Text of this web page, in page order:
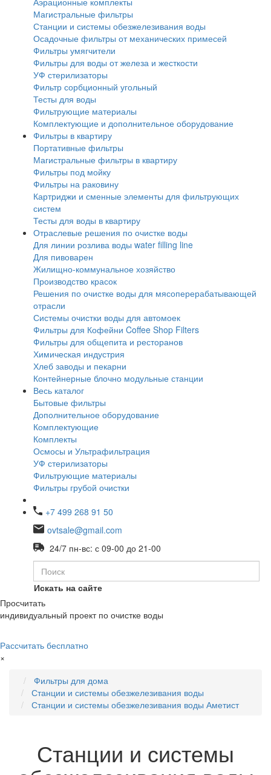
Магистральные фильтры
Станции и системы обезжелезивания воды
Осадочные фильтры от механических примесей
Фильтры умягчители
Фильтры для воды от железа и жесткости
УФ стерилизаторы
Фильтр сорбционный угольный
Тесты для воды
Фильтрующие материалы
Комплектующие и дополнительное оборудование
Фильтры в квартиру
Портативные фильтры
Магистральные фильтры в квартиру
Фильтры под мойку
Фильтры на раковину
Картриджи и сменные элементы для фильтрующих
систем
Тесты для воды в квартиру
Отраслевые решения по очистке воды
Для линии розлива воды water filling line
Для пивоварен
Жилищно-коммунальное хозяйство
Производство красок
Решения по очистке воды для мясоперерабатывающей
отрасли
Системы очистки воды для автомоек
Фильтры для Кофейни Coffee Shop Filters
Фильтры для общепита и ресторанов
Химическая индустрия
Хлеб заводы и пекарни
Контейнерные блочно модульные станции
Весь каталог
Бытовые фильтры
Дополнительное оборудование
Комплектующие
Комплекты
Осмосы и Ультрафильтрация
УФ стерилизаторы
Фильтрующие материалы
Фильтры грубой очистки
+7 499 268 91 50
ovtsale@gmail.com
24/7 пн-вс: с 09-00 до 21-00
Искать на сайте
Просчитать
индивидуальный проект по очистке воды
Рассчитать бесплатно
×
Фильтры для дома
Станции и системы обезжелезивания воды
Станции и системы обезжелезивания воды Аметист
Станции и системы